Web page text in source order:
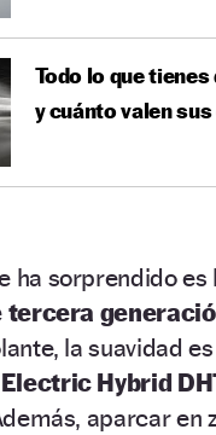
Todo lo que
y cuánto valen
ha sorprendido
tercera
la suavidad
Hybrid
aparcar en